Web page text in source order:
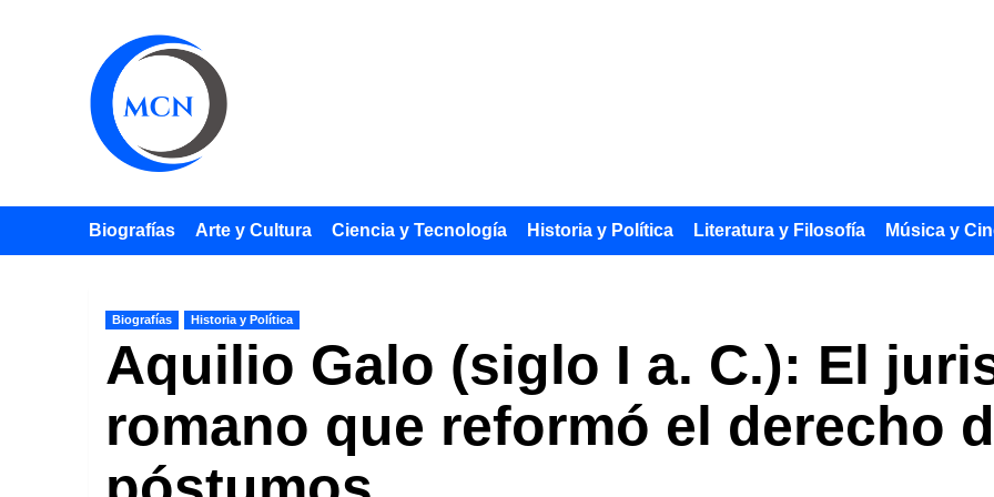
Biografías Arte y Cultura Ciencia y Tecnología Historia y Política Literatura y Filosofía Música y
Biografías Historia y Política
Aquilio Galo (siglo I a. C.): El
romano que reformó el derecho